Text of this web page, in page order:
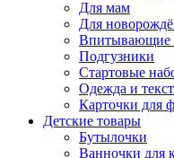
Для мам
Для
Впитывающие
Подгузники
Стартовые
Одежда и
Карточки для
Детские товары
Бутылочки
Ванночки для